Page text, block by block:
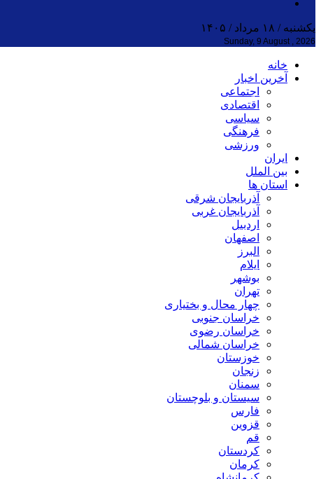
یکشنبه / ۱۸ مرداد / ۱۴۰۵
Sunday, 9 August , 2026
خانه
آخرین اخبار
اجتماعی
اقتصادی
سیاسی
فرهنگی
ورزشی
ایران
بین الملل
استان ها
آذربایجان شرقی
آذربایجان غربی
اردبیل
اصفهان
البرز
ایلام
بوشهر
تهران
چهار محال و بختیاری
خراسان جنوبی
خراسان رضوی
خراسان شمالی
خوزستان
زنجان
سمنان
سیستان و بلوچستان
فارس
قزوین
قم
کردستان
کرمان